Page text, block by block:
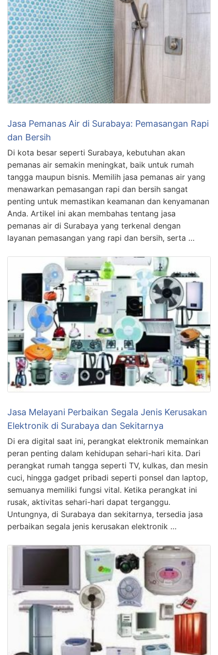
Jasa Pemanas Air di Surabaya: Pemasangan Rapi
dan Bersih
Di kota besar seperti Surabaya, kebutuhan akan
pemanas air semakin meningkat, baik untuk rumah
tangga maupun bisnis. Memilih jasa pemanas air yang
menawarkan pemasangan rapi dan bersih sangat
penting untuk memastikan keamanan dan kenyamanan
Anda. Artikel ini akan membahas tentang jasa
pemanas air di Surabaya yang terkenal dengan
layanan pemasangan yang rapi dan bersih, serta …
Jasa Melayani Perbaikan Segala Jenis Kerusakan
Elektronik di Surabaya dan Sekitarnya
Di era digital saat ini, perangkat elektronik memainkan
peran penting dalam kehidupan sehari-hari kita. Dari
perangkat rumah tangga seperti TV, kulkas, dan mesin
cuci, hingga gadget pribadi seperti ponsel dan laptop,
semuanya memiliki fungsi vital. Ketika perangkat ini
rusak, aktivitas sehari-hari dapat terganggu.
Untungnya, di Surabaya dan sekitarnya, tersedia jasa
perbaikan segala jenis kerusakan elektronik …